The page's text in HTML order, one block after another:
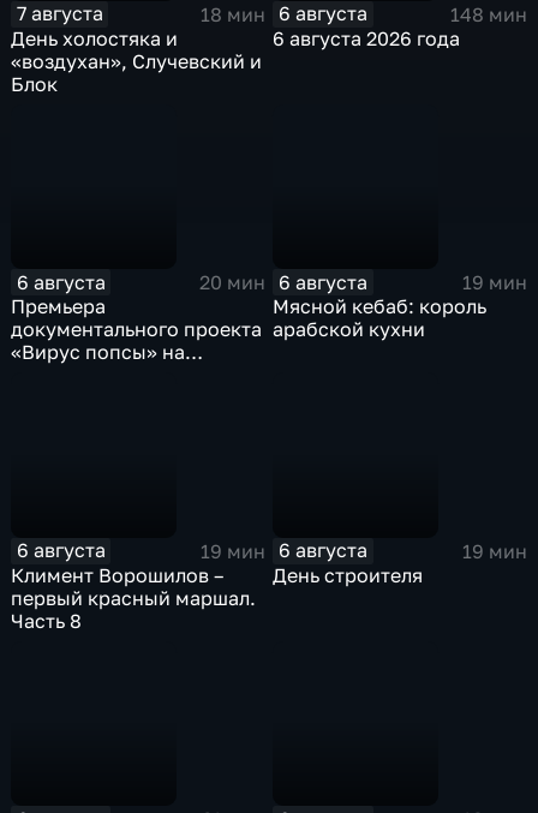
7 августа
18 мин
День холостяка и
«воздухан», Случевский и
Блок
6 августа
148 мин
6 августа 2026 года
6 августа
20 мин
Премьера
документального проекта
«Вирус попсы» на
6 августа
19 мин
Мясной кебаб: король
арабской кухни
6 августа
19 мин
Климент Ворошилов –
первый красный маршал.
Часть 8
6 августа
19 мин
День строителя